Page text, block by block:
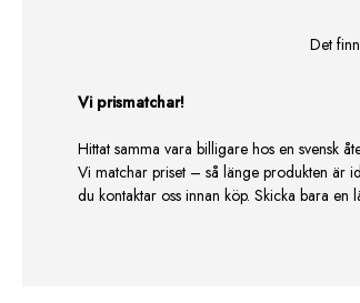
Det
Vi prismatchar!
Hittat samma vara billigare hos en svensk
Vi matchar priset – så länge produkten är
du kontaktar oss innan köp. Skicka bara